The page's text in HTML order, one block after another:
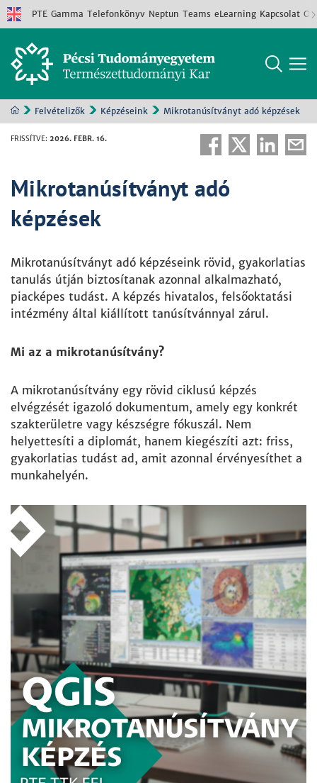
PTE Gamma Telefonkönyv Neptun Teams eLearning Kapcsolat
Felvételizők Képzéseink Mikrotanúsítványt adó képzések
FRISSÍTVE: 2026. FEBR. 16.
Mikrotanúsítványt adó
képzések
Mikrotanúsítványt adó képzéseink rövid, gyakorlatias
tanulás útján biztosítanak azonnal alkalmazható,
piacképes tudást. A képzés hivatalos, felsőoktatási
intézmény által kiállított tanúsítvánnyal zárul.
Mi az a mikrotanúsítvány?
A mikrotanúsítvány egy rövid ciklusú képzés
elvégzését igazoló dokumentum, amely egy konkrét
szakterületre vagy készségre fókuszál. Nem
helyettesíti a diplomát, hanem kiegészíti azt: friss,
gyakorlatias tudást ad, amit azonnal érvényesíthet a
munkahelyén.